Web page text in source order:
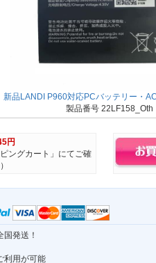
新品LANDI P960対応PCバッテリー・
製品番号 22LF158_Oth
円
ングカート」にてご確
発送！
利用が可能